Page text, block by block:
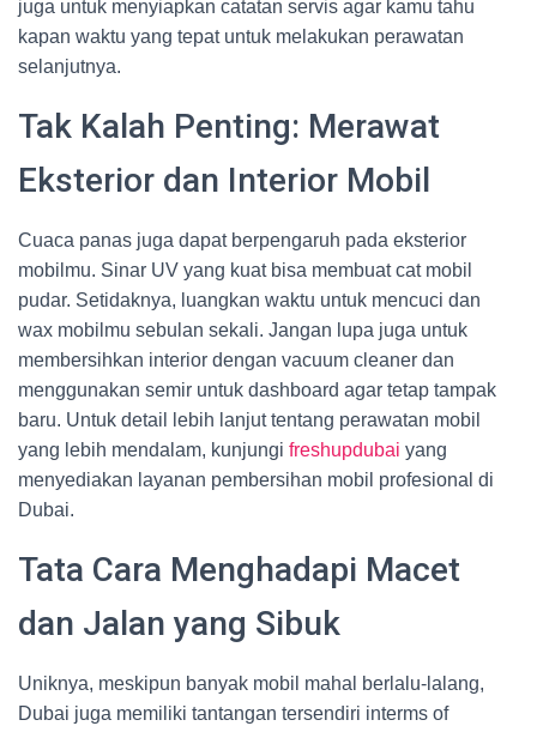
juga untuk menyiapkan catatan servis agar kamu tahu
kapan waktu yang tepat untuk melakukan perawatan
selanjutnya.
Tak Kalah Penting: Merawat
Eksterior dan Interior Mobil
Cuaca panas juga dapat berpengaruh pada eksterior
mobilmu. Sinar UV yang kuat bisa membuat cat mobil
pudar. Setidaknya, luangkan waktu untuk mencuci dan
wax mobilmu sebulan sekali. Jangan lupa juga untuk
membersihkan interior dengan vacuum cleaner dan
menggunakan semir untuk dashboard agar tetap tampak
baru. Untuk detail lebih lanjut tentang perawatan mobil
yang lebih mendalam, kunjungi freshupdubai yang
menyediakan layanan pembersihan mobil profesional di
Dubai.
Tata Cara Menghadapi Macet
dan Jalan yang Sibuk
Uniknya, meskipun banyak mobil mahal berlalu-lalang,
Dubai juga memiliki tantangan tersendiri interms of